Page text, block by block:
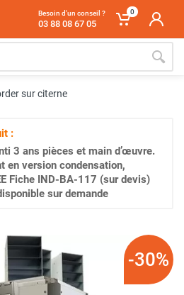
Besoin d'un conseil ?
03 88 08 67 05
0
sur citerne
:
3 ans pièces et main d’œuvre.
en version condensation,
Fiche IND-BA-117 (sur devis)
sur demande
-30%